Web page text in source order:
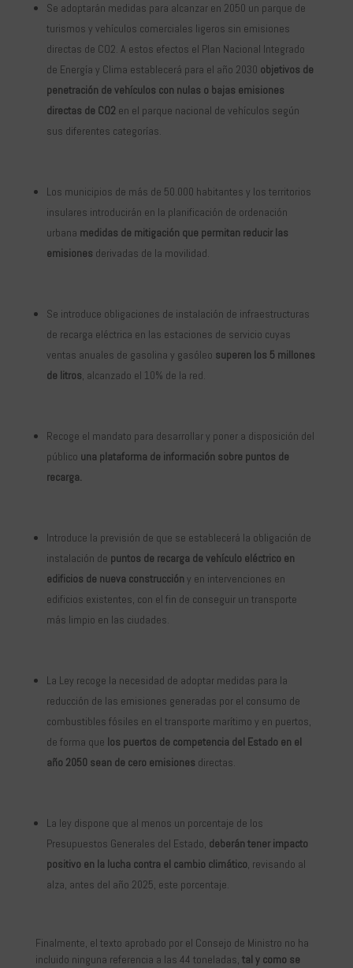
Se adoptarán medidas para alcanzar en 2050 un parque de
turismos y vehículos comerciales ligeros sin emisiones
directas de CO2. A estos efectos el Plan Nacional Integrado
de Energía y Clima establecerá para el año 2030 objetivos de
penetración de vehículos con nulas o bajas emisiones
directas de CO2en el parque nacional de vehículos según
sus diferentes categorías.
Los municipios de más de 50.000 habitantes y los territorios
insulares introducirán en la planificación de ordenación
urbana medidas de mitigación que permitan reducir las
emisiones derivadas de la movilidad.
Se introduce obligaciones de instalación de infraestructuras
de recarga eléctrica en las estaciones de servicio cuyas
ventas anuales de gasolina y gasóleo superen los 5 millones
de litros, alcanzado el 10% de la red.
Recoge el mandato para desarrollar y poner a disposición del
público una plataforma de información sobre puntos de
recarga.
Introduce la previsión de que se establecerá la obligación de
instalación de puntos de recarga de vehículo eléctrico en
edificios de nueva construcción y en intervenciones en
edificios existentes, con el fin de conseguir un transporte
más limpio en las ciudades.
La Ley recoge la necesidad de adoptar medidas para la
reducción de las emisiones generadas por el consumo de
combustibles fósiles en el transporte marítimo y en puertos,
de forma que los puertos de competencia del Estado en el
año 2050 sean de cero emisiones directas.
La ley dispone que al menos un porcentaje de los
Presupuestos Generales del Estado, deberán tener impacto
positivo en la lucha contra el cambio climático, revisando al
alza, antes del año 2025, este porcentaje.
Finalmente, el texto aprobado por el Consejo de Ministro no ha
incluido ninguna referencia a las 44 toneladas, tal y como se